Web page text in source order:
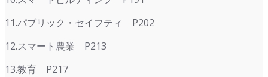
11.パブリック・セイフティ P202
12.スマート農業 P213
13.教育 P217